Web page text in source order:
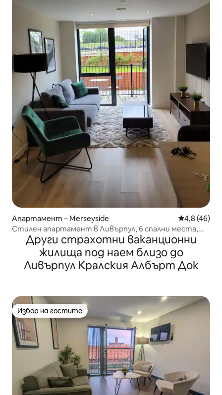
Апартамент – Merseyside Средна
4,8 (46)
Стилен апартамент в Ливърпул, 6 спални места,
2 бани.Други страхотни ваканционни
жилища под наем близо до
Ливърпул Кралския Албърт Док
Избор на гостите
Избор на гостите